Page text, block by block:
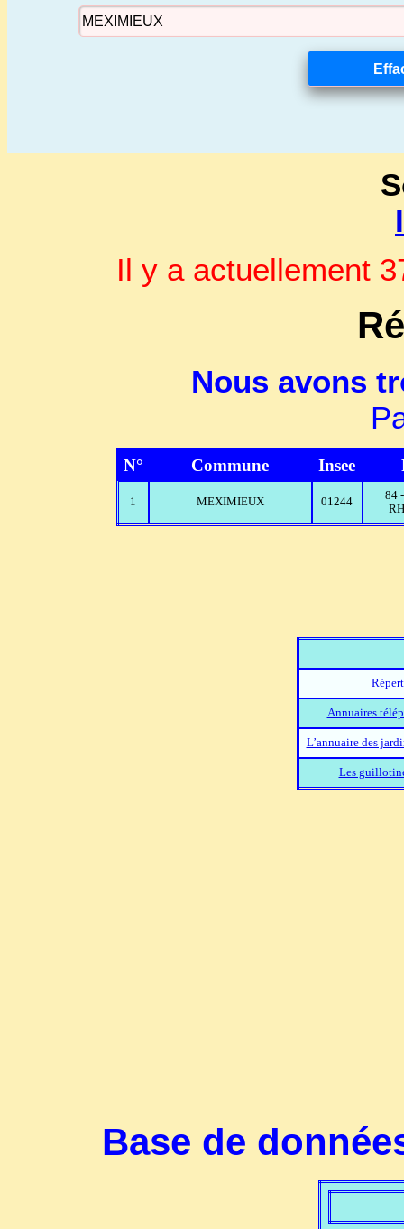
Il y a actuellement
Nous avons
N° Commune Insee
1 MEXIMIEUX 01244
84
Annuaires
L’annuaire des
Les
Base de